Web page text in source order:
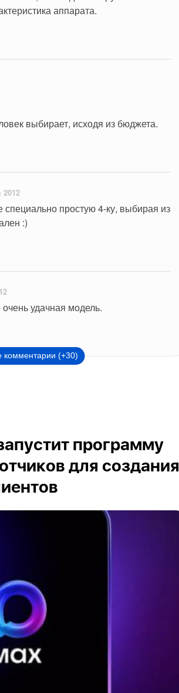
аппарата.
выбирает, исходя из бюджета.
2012
простую 4-ку, выбирая из
:)
очень удачная модель.
комментарии (+30)
программу
для создания